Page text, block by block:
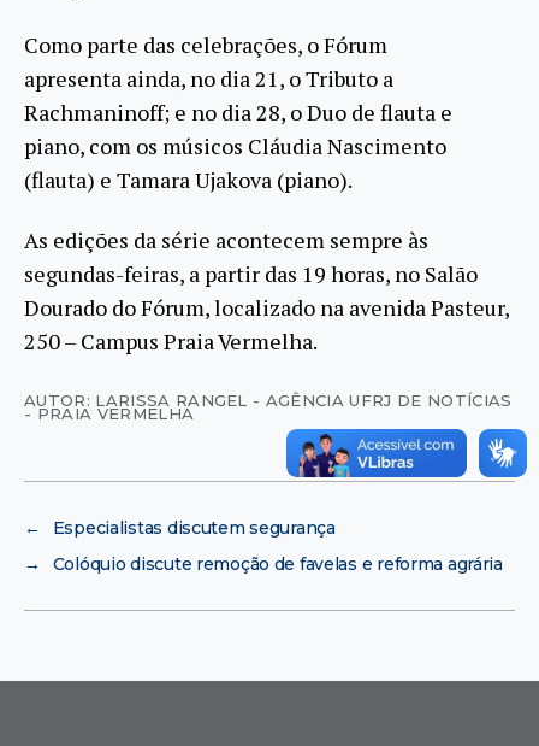
Como parte das celebrações, o Fórum
apresenta ainda, no dia 21, o Tributo a
Rachmaninoff; e no dia 28, o Duo de flauta e
piano, com os músicos Cláudia Nascimento
(flauta) e Tamara Ujakova (piano).
As edições da série acontecem sempre às
segundas-feiras, a partir das 19 horas, no Salão
Dourado do Fórum, localizado na avenida Pasteur,
250 – Campus Praia Vermelha.
AUTOR: LARISSA RANGEL - AGÊNCIA UFRJ DE NOTÍCIAS
- PRAIA VERMELHA
←
Especialistas discutem segurança
→
Colóquio discute remoção de favelas e reforma agrária